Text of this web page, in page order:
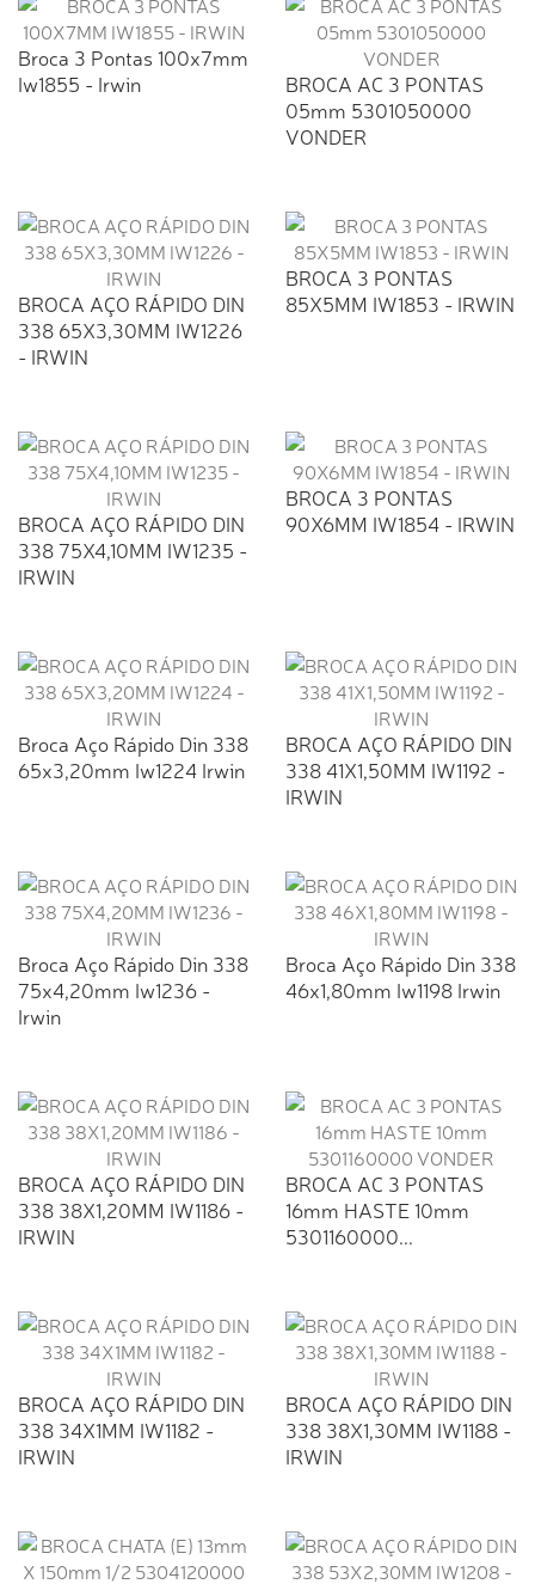
Broca 3 Pontas 100x7mm
Iw1855 - Irwin
BROCA AC 3 PONTAS
05mm 5301050000
VONDER
BROCA AÇO RÁPIDO DIN
338 65X3,30MM IW1226
- IRWIN
BROCA 3 PONTAS
85X5MM IW1853 - IRWIN
BROCA AÇO RÁPIDO DIN
338 75X4,10MM IW1235 -
IRWIN
BROCA 3 PONTAS
90X6MM IW1854 - IRWIN
Broca Aço Rápido Din 338
65x3,20mm Iw1224 Irwin
BROCA AÇO RÁPIDO DIN
338 41X1,50MM IW1192 -
IRWIN
Broca Aço Rápido Din 338
75x4,20mm Iw1236 -
Irwin
Broca Aço Rápido Din 338
46x1,80mm Iw1198 Irwin
BROCA AÇO RÁPIDO DIN
338 38X1,20MM IW1186 -
IRWIN
BROCA AC 3 PONTAS
16mm HASTE 10mm
5301160000...
BROCA AÇO RÁPIDO DIN
338 34X1MM IW1182 -
IRWIN
BROCA AÇO RÁPIDO DIN
338 38X1,30MM IW1188 -
IRWIN